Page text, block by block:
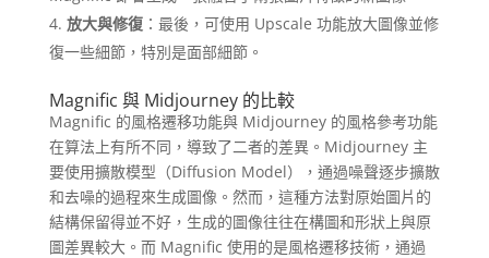
放大與修復：​最後，可使用 Upscale 功能放大圖像並修
復一些細節，特別是面部細節。​
Magnific 與 Midjourney 的比較
Magnific 的風格遷移功能與 Midjourney 的風格參考功能
在算法上有所不同，導致了二者的差異。​Midjourney 主
要使用擴散模型（Diffusion Model），通過噪聲逐步擴散
和去噪的過程來生成圖像。​然而，這種方法對原始圖片的
結構保留得並不好，生成的圖像往往在構圖和形狀上與原
圖差異較大。​而 Magnific 使用的是風格遷移技術，通過